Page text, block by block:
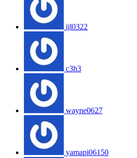
ijl0322
c3h3
wayne0627
yamapi06150